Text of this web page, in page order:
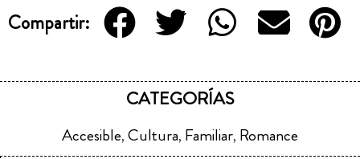
Compartir:
CATEGORÍAS
Accesible, Cultura, Familiar, Romance